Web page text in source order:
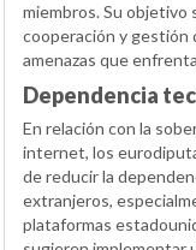
miembros. Su
cooperación y gestión
amenazas que
Dependencia
En relación con la
internet, los
de reducir la
extranjeros,
plataformas